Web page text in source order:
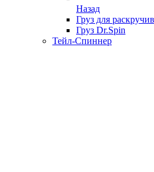
Назад
Груз для
Груз Dr.Spin
Тейл-Спиннер